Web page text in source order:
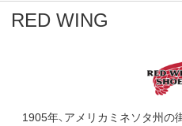
RED WING
1905年、アメリカミネソタ州の